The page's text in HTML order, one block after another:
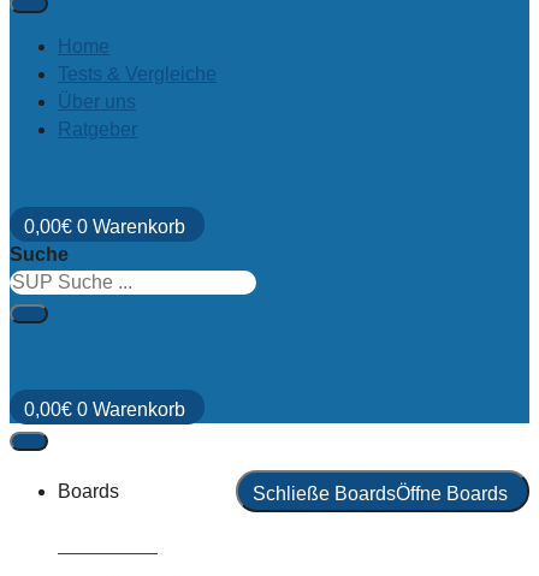
Home
Tests & Vergleiche
Über uns
Ratgeber
0,00€ 0 Warenkorb
Suche
0,00€ 0 Warenkorb
Boards Schließe BoardsÖffne Boards